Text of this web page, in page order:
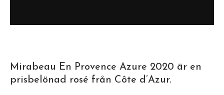
Mirabeau En Provence Azure 2020 är en
prisbelönad rosé från Côte d’Azur.